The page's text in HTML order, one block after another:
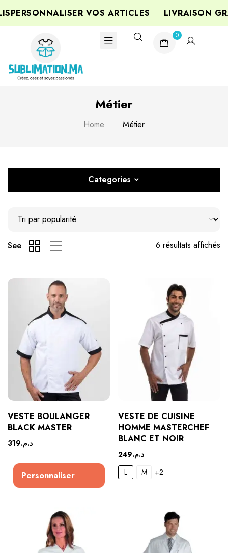
VOS ARTICLES LIVRAISON
0
Métier
Home Métier
Categories
6 résultats affichés
See
VESTE BOULANGER
BLACK MASTER
د.م.319
Personnaliser
VESTE DE CUISINE
HOMME MASTERCHEF
BLANC ET NOIR
د.م.249
L
M +2